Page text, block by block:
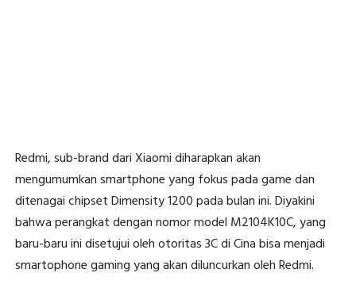
Redmi, sub-brand dari Xiaomi diharapkan akan
mengumumkan smartphone yang fokus pada game dan
ditenagai chipset Dimensity 1200 pada bulan ini. Diyakini
bahwa perangkat dengan nomor model M2104K10C, yang
baru-baru ini disetujui oleh otoritas 3C di Cina bisa menjadi
smartophone gaming yang akan diluncurkan oleh Redmi.